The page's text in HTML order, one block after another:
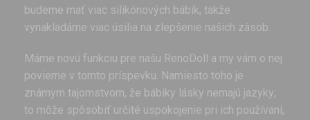
budeme mať viac silikónových bábik, takže
vynakladáme viac úsilia na zlepšenie našich zásob.
Máme novú funkciu pre našu RenoDoll a my vám o nej
povieme v tomto príspevku. Namiesto toho je
známym tajomstvom, že bábiky lásky nemajú jazyky;
to môže spôsobiť určité uspokojenie pri ich používaní,